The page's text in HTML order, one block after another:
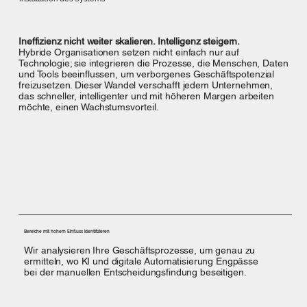
Ineffizienz nicht weiter skalieren. Intelligenz steigern.
Hybride Organisationen setzen nicht einfach nur auf
Technologie; sie integrieren die Prozesse, die Menschen, Daten
und Tools beeinflussen, um verborgenes Geschäftspotenzial
freizusetzen. Dieser Wandel verschafft jedem Unternehmen,
das schneller, intelligenter und mit höheren Margen arbeiten
möchte, einen Wachstumsvorteil.
Bereiche mit hohem Einfluss identifizieren
Wir analysieren Ihre Geschäftsprozesse, um genau zu
ermitteln, wo KI und digitale Automatisierung Engpässe
bei der manuellen Entscheidungsfindung beseitigen.